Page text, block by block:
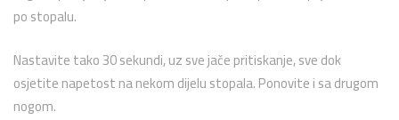
po stopalu.
Nastavite tako 30 sekundi, uz sve jače pritiskanje, sve dok
osjetite napetost na nekom dijelu stopala. Ponovite i sa drugom
nogom.